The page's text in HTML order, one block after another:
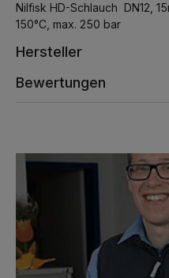
Nilfisk HD-Schlauch DN12,
150°C, max. 250 bar
Hersteller
Bewertungen